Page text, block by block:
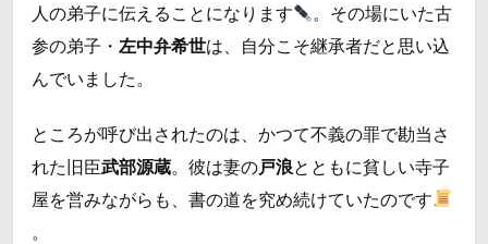
人の弟子に伝えることになります
。その場にいた古
参の弟子・ 左中弁希世は、自分こそ継承者だと思い込
んでいました。
ところが呼び出されたのは、かつて不義の罪で勘当さ
れた旧臣武部源蔵。彼は妻の戸浪とともに貧しい寺子
屋を営みながらも、書の道を究め続けていたのです
。